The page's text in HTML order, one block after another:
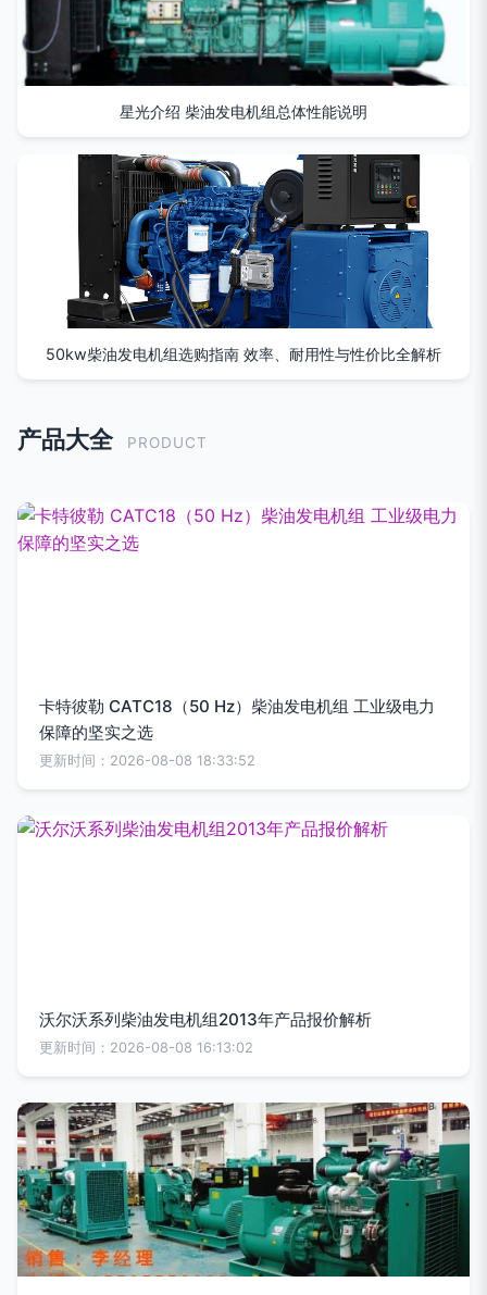
星光介绍 柴油发电机组总体性能说明
50kw柴油发电机组选购指南 效率、耐用性与性价比全解析
产品大全 PRODUCT
卡特彼勒 CATC18（50 Hz）柴油发电机组 工业级电力
保障的坚实之选
更新时间：2026-08-08 18:33:52
沃尔沃系列柴油发电机组2013年产品报价解析
更新时间：2026-08-08 16:13:02